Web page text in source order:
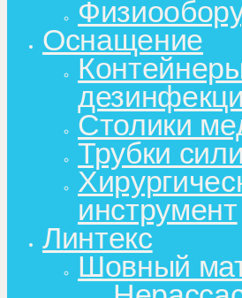
Оснащение
Столики
Трубки
инструмент
Линтекс
Шовный